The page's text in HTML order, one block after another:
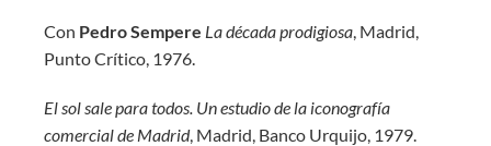
Con Pedro Sempere La década prodigiosa , Madrid,
Punto Crítico, 1976.
El sol sale para todos. Un estudio de la iconografía
comercial de Madrid, Madrid, Banco Urquijo, 1979.